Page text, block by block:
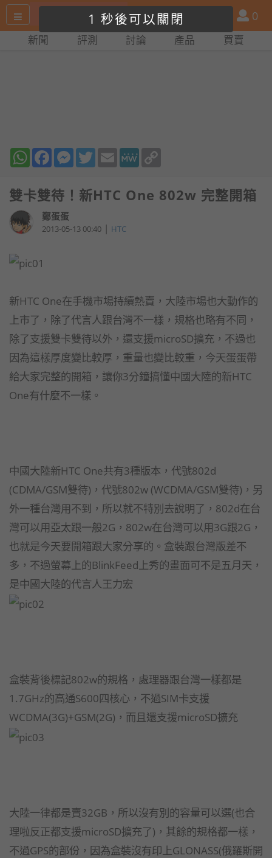
尋
產
品
比
會
員
0
新聞 評測 討論 產品 買賣
WhatsAppFacebookMessenger
TwitterEmail MeWe
雙卡雙待！新HTC One 802w 完整開箱
鄭蛋蛋
2013-05-13 00:40 | HTC
新HTC One在手機市場持續熱賣，大陸市場也大動作的
上市了，除了代言人跟台灣不一樣，規格也略有不同，
除了支援雙卡雙待以外，還支援microSD擴充，不過也
因為這樣厚度變比較厚，重量也變比較重，今天蛋蛋帶
給大家完整的開箱，讓你3分鐘搞懂中國大陸的新HTC
One有什麼不一樣。
中國大陸新HTC One共有3種版本，代號802d
(CDMA/GSM雙待)，代號802w (WCDMA/GSM雙待)，另
外一種台灣用不到，所以就不特別去說明了，802d在台
灣可以用亞太跟一般2G，802w在台灣可以用3G跟2G，
也就是今天要開箱跟大家分享的。盒裝跟台灣版差不
多，不過螢幕上的BlinkFeed上秀的畫面可不是五月天，
是中國大陸的代言人王力宏
盒裝背後標記802w的規格，處理器跟台灣一樣都是
1.7GHz的高通S600四核心，不過SIM卡支援
WCDMA(3G)+GSM(2G)，而且還支援microSD擴充
大陸一律都是賣32GB，所以沒有別的容量可以選(也合
理啦反正都支援microSD擴充了)，其餘的規格都一樣，
不過GPS的部份，因為盒裝沒有印上GLONASS(俄羅斯開
關閉廣告